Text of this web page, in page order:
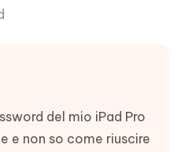
del mio iPad Pro
e non so come riuscire